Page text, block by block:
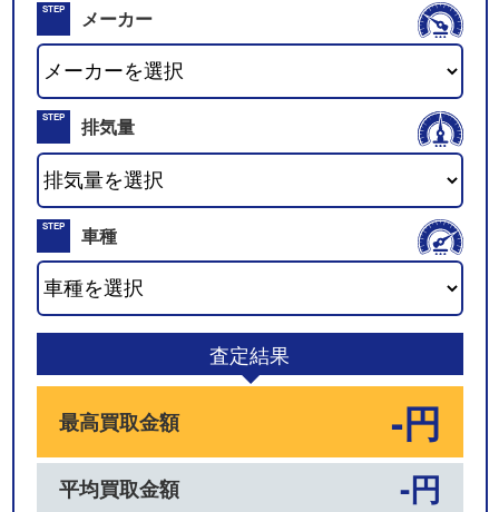
STEP
01
メーカー
STEP
02
排気量
STEP
03
車種
査定結果
最高買取金額 -円
平均買取金額 -円